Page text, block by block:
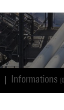
Informations